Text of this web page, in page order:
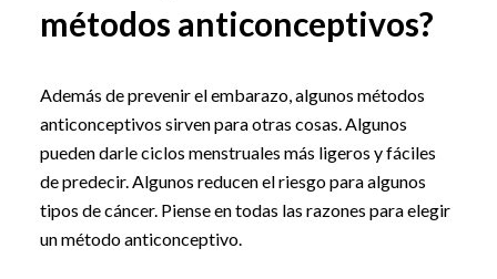
métodos anticonceptivos?
Además de prevenir el embarazo, algunos métodos
anticonceptivos sirven para otras cosas. Algunos
pueden darle ciclos menstruales más ligeros y fáciles
de predecir. Algunos reducen el riesgo para algunos
tipos de cáncer. Piense en todas las razones para elegir
un método anticonceptivo.